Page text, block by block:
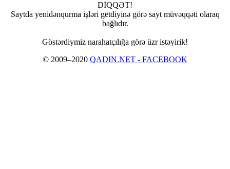
DİQQƏT!
Saytda yenidənqurma işləri getdiyinə görə sayt müvəqqəti olaraq
bağlıdır.
Göstərdiymiz narahatçılığa görə üzr istəyirik!
© 2009–2020 QADIN.NET - FACEBOOK